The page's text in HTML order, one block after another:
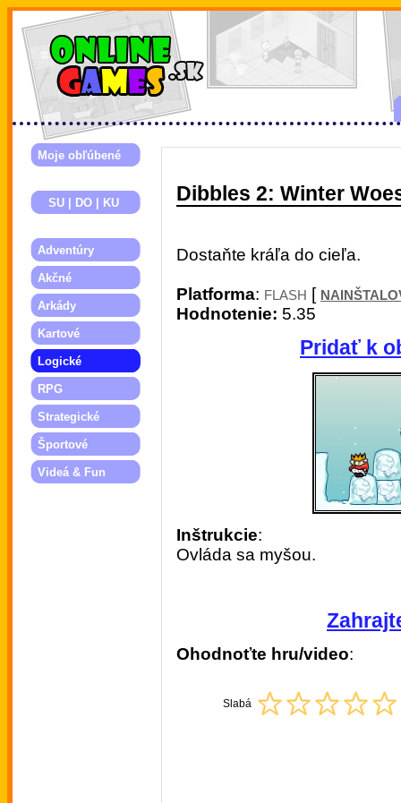
Moje obľúbené
SU | DO | KU
Adventúry
Akčné
Arkády
Kartové
Logické
RPG
Strategické
Športové
Videá & Fun
Dibbles 2: Winter
Dostaňte kráľa do cieľa.
Platforma: FLASH [
Hodnotenie: 5.35
Pridať k
Inštrukcie:
Ovláda sa myšou.
Ohodnoťte hru/video:
Slabá